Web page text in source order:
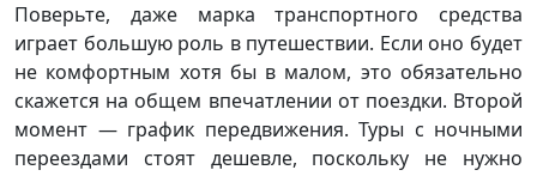
Поверьте, даже марка транспортного средства
играет большую роль в путешествии. Если оно будет
не комфортным хотя бы в малом, это обязательно
скажется на общем впечатлении от поездки. Второй
момент — график передвижения. Туры с ночными
переездами стоят дешевле, поскольку не нужно